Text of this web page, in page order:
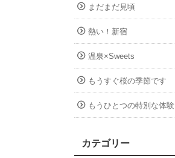
まだまだ見頃
熱い！新宿
温泉×Sweets
もうすぐ桜の季節です
もうひとつの特別な体験
カテゴリー